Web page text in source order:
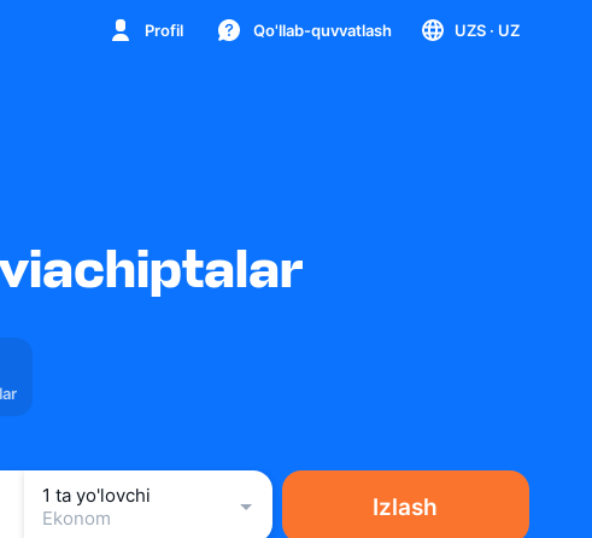
Profil Qo'llab-quvvatlash UZS · UZ
1 ta yo'lovchi
Ekonom
Izlash